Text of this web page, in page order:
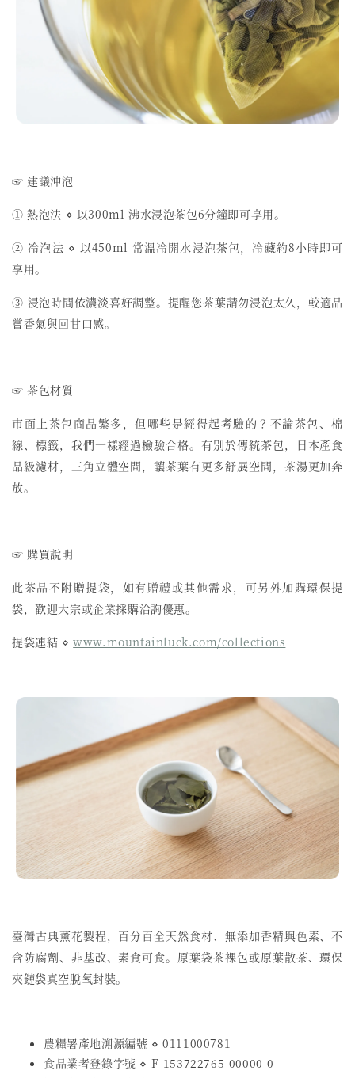
☞ 建議沖泡
① 熱泡法 ⋄ 以300ml 沸水浸泡茶包6分鐘即可享用。
② 冷泡法 ⋄ 以450ml 常溫冷開水浸泡茶包，冷藏約8小時即可
享用。
③ 浸泡時間依濃淡喜好調整。提醒您茶葉請勿浸泡太久，較適品
嘗香氣與回甘口感。
☞ 茶包材質
市面上茶包商品繁多，但哪些是經得起考驗的？不論茶包、棉
線、標籤，我們一樣經過檢驗合格。有別於傳統茶包，日本產食
品級濾材，三角立體空間，讓茶葉有更多舒展空間，茶湯更加奔
放。
☞ 購買說明
此茶品不附贈提袋，如有贈禮或其他需求，可另外加購環保提
袋，歡迎大宗或企業採購洽詢優惠。
提袋連結 ⋄www.mountainluck.com/collections
臺灣古典薰花製程，百分百全天然食材、無添加香精與色素、不
含防腐劑、非基改、素食可食。原葉袋茶裸包或原葉散茶、環保
夾鏈袋真空脫氧封裝。
農糧署產地溯源編號 ⋄ 0111000781
食品業者登錄字號 ⋄ F-153722765-00000-0